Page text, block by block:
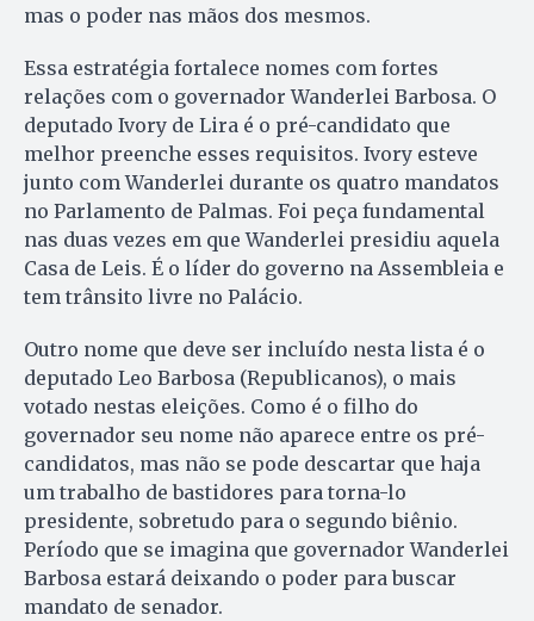
mas o poder nas mãos dos mesmos.
Essa estratégia fortalece nomes com fortes
relações com o governador Wanderlei Barbosa. O
deputado Ivory de Lira é o pré-candidato que
melhor preenche esses requisitos. Ivory esteve
junto com Wanderlei durante os quatro mandatos
no Parlamento de Palmas. Foi peça fundamental
nas duas vezes em que Wanderlei presidiu aquela
Casa de Leis. É o líder do governo na Assembleia e
tem trânsito livre no Palácio.
Outro nome que deve ser incluído nesta lista é o
deputado Leo Barbosa (Republicanos), o mais
votado nestas eleições. Como é o filho do
governador seu nome não aparece entre os pré-
candidatos, mas não se pode descartar que haja
um trabalho de bastidores para torna-lo
presidente, sobretudo para o segundo biênio.
Período que se imagina que governador Wanderlei
Barbosa estará deixando o poder para buscar
mandato de senador.